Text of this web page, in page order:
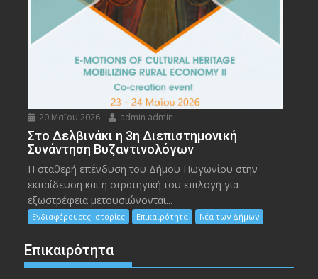
20 Μαΐου 2026 admin admin
Στο Δελβινάκι η 3η Διεπιστημονική
Συνάντηση Βυζαντινολόγων
Η σταθερή επένδυση του Δήμου Πωγωνίου στην
εκπαίδευση και η στρατηγική του επιλογή για
εξωστρέφεια μετουσιώνονται...
Ενδιαφέρουσες Ιστορίες Επικαιρότητα Νέα των Δήμων
Επικαιρότητα